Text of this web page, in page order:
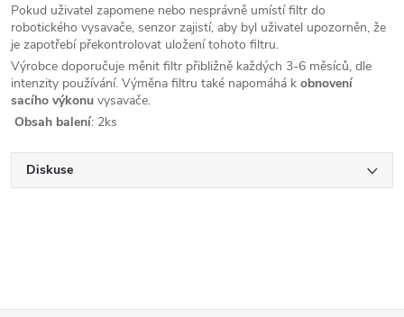
Pokud uživatel zapomene nebo nesprávně umístí filtr do
robotického vysavače, senzor zajistí, aby byl uživatel upozorněn, že
je zapotřebí překontrolovat uložení tohoto filtru.
Výrobce doporučuje měnit filtr přibližně každých 3-6 měsíců, dle
intenzity používání. Výměna filtru také napomáhá k obnovení
sacího výkonu vysavače.
Obsah balení: 2ks
Diskuse